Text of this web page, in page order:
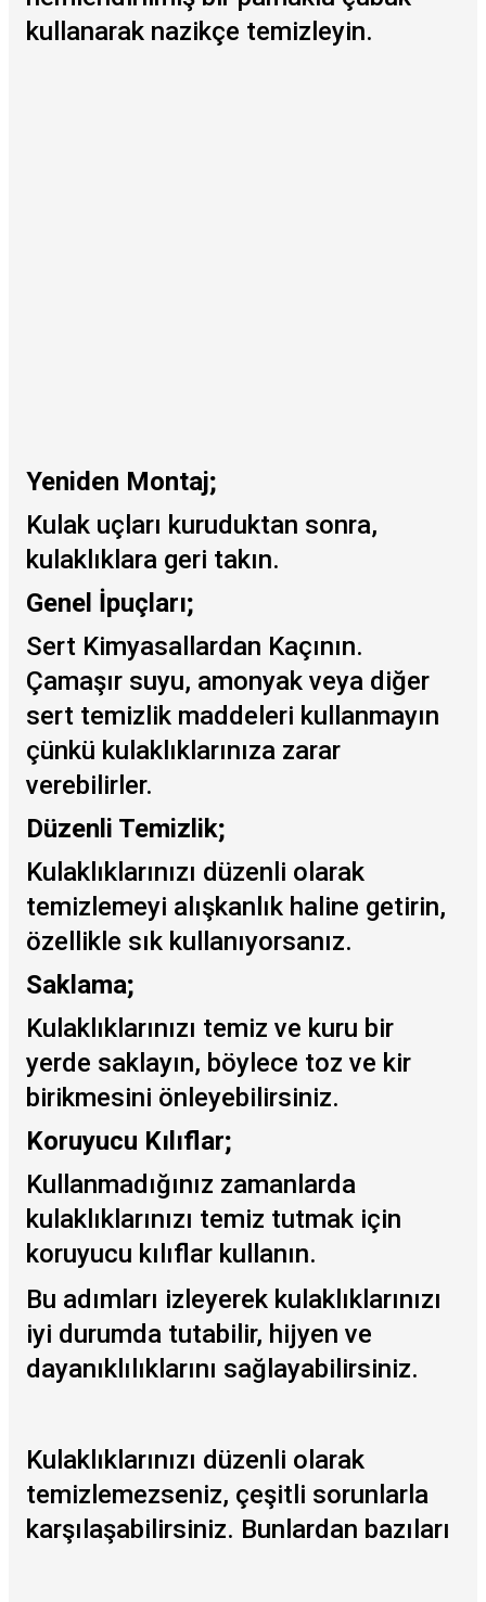
kullanarak nazikçe temizleyin.
Yeniden Montaj;
Kulak uçları kuruduktan sonra,
kulaklıklara geri takın.
Genel İpuçları;
Sert Kimyasallardan Kaçının.
Çamaşır suyu, amonyak veya diğer
sert temizlik maddeleri kullanmayın
çünkü kulaklıklarınıza zarar
verebilirler.
Düzenli Temizlik;
Kulaklıklarınızı düzenli olarak
temizlemeyi alışkanlık haline getirin,
özellikle sık kullanıyorsanız.
Saklama;
Kulaklıklarınızı temiz ve kuru bir
yerde saklayın, böylece toz ve kir
birikmesini önleyebilirsiniz.
Koruyucu Kılıflar;
Kullanmadığınız zamanlarda
kulaklıklarınızı temiz tutmak için
koruyucu kılıflar kullanın.
Bu adımları izleyerek kulaklıklarınızı
iyi durumda tutabilir, hijyen ve
dayanıklılıklarını sağlayabilirsiniz.
Kulaklıklarınızı düzenli olarak
temizlemezseniz, çeşitli sorunlarla
karşılaşabilirsiniz. Bunlardan bazıları